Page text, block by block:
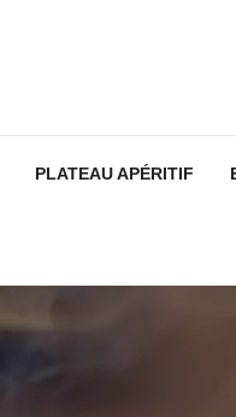
PLATEAU APÉRITIF